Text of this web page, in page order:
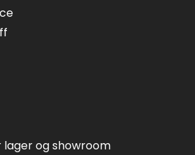
lager og showroom